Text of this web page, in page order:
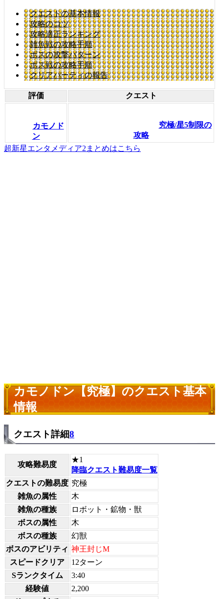
クエストの基本情報
攻略のコツ
攻略適正ランキング
雑魚戦の攻略手順
ボスの攻撃パターン
ボス戦の攻略手順
クリアパーティの報告
評価 クエスト
カモノド
ン
究極/星5制限の
攻略
超新星エンタメディア2まとめはこちら
カモノドン【究極】のクエスト基本
情報
クエスト詳細8
攻略難易度
★1
降臨クエスト難易度一覧
クエストの難易度 究極
雑魚の属性
木
雑魚の種族
ロボット・鉱物・獣
ボスの属性
木
ボスの種族
幻獣
ボスのアビリティ 神王封じM
スピードクリア
12ターン
Sランクタイム
3:40
経験値
2,200